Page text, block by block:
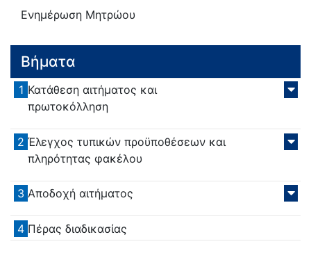
Ενημέρωση Μητρώου
Βήματα
1 Κατάθεση αιτήματος και
πρωτοκόλληση
2 Έλεγχος τυπικών προϋποθέσεων και
πληρότητας φακέλου
3 Αποδοχή αιτήματος
4 Πέρας διαδικασίας